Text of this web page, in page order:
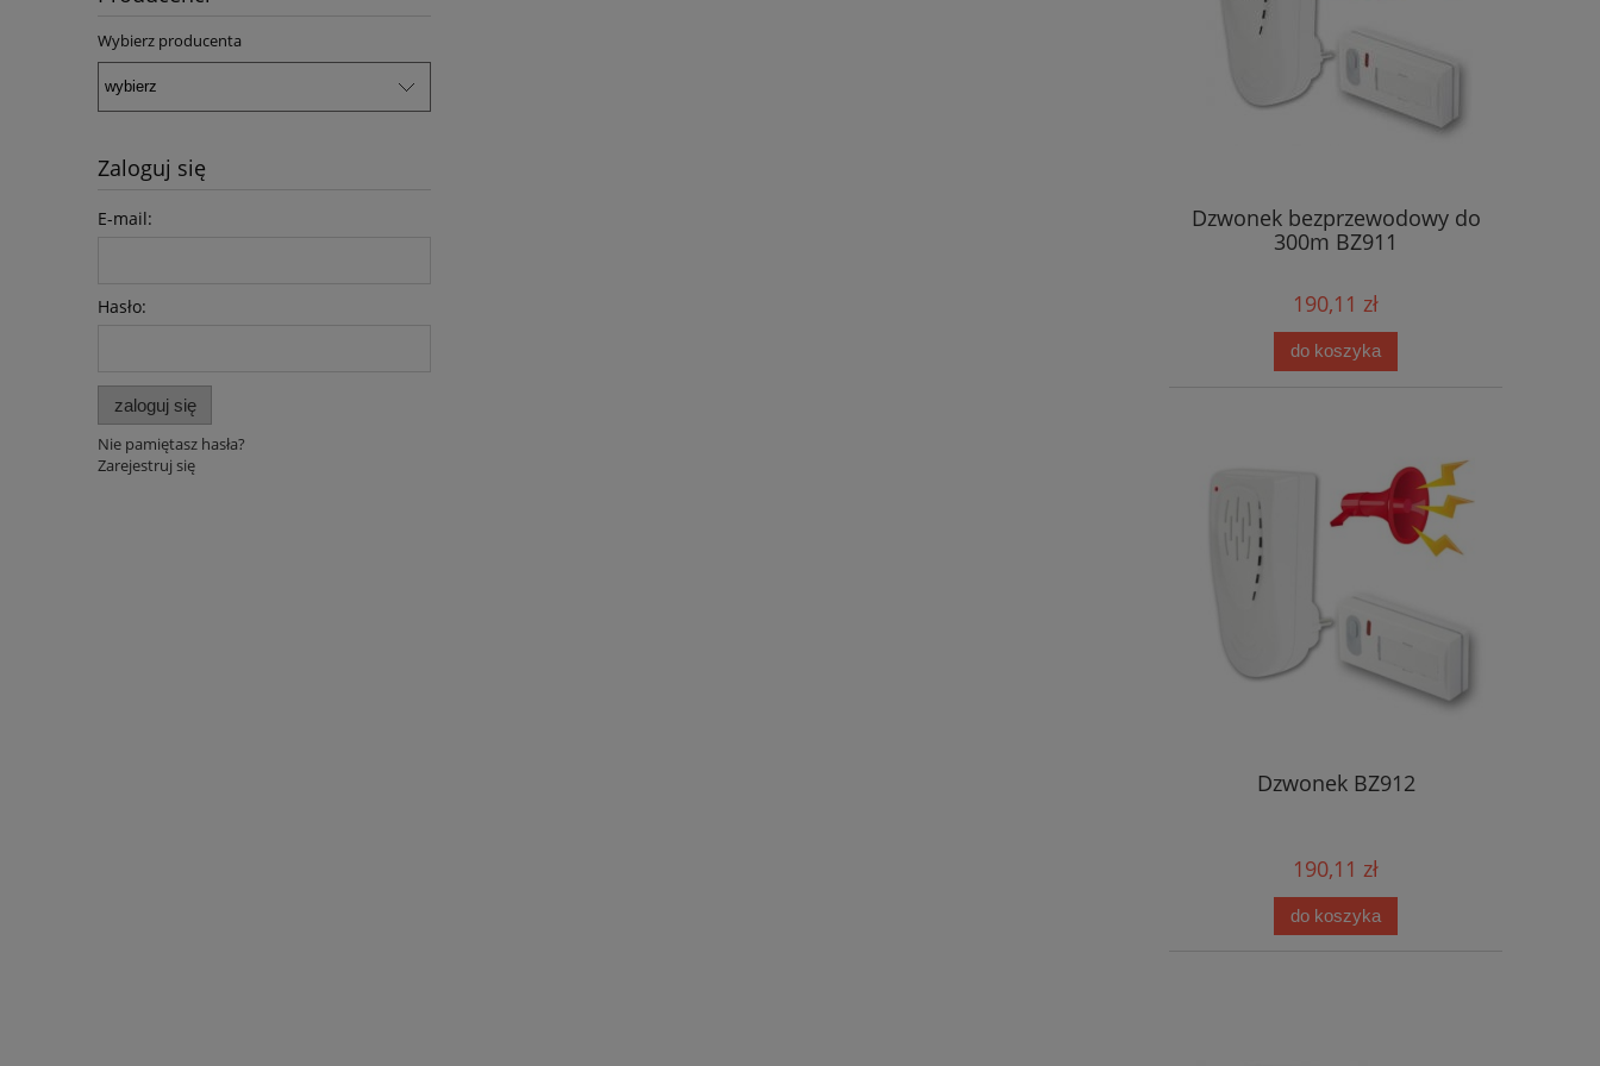
Wybierz producenta
Zaloguj się
E-mail:
Hasło:
zaloguj się
Nie pamiętasz hasła?
Zarejestruj się
Dzwonek bezprzewodowy do
300m BZ911
190,11 zł
do koszyka
Dzwonek BZ912
190,11 zł
do koszyka